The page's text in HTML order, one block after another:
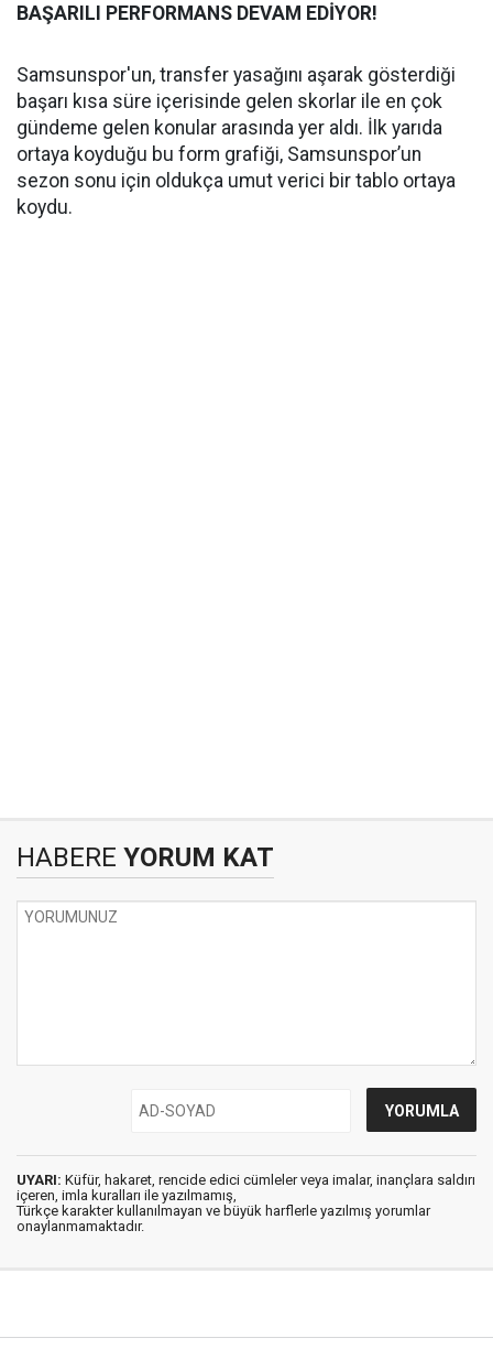
BAŞARILI PERFORMANS DEVAM EDİYOR!
Samsunspor'un, transfer yasağını aşarak gösterdiği
başarı kısa süre içerisinde gelen skorlar ile en çok
gündeme gelen konular arasında yer aldı. İlk yarıda
ortaya koyduğu bu form grafiği, Samsunspor’un
sezon sonu için oldukça umut verici bir tablo ortaya
koydu.
HABERE YORUM KAT
UYARI: Küfür, hakaret, rencide edici cümleler veya imalar, inançlara saldırı
içeren, imla kuralları ile yazılmamış,
Türkçe karakter kullanılmayan ve büyük harflerle yazılmış yorumlar
onaylanmamaktadır.